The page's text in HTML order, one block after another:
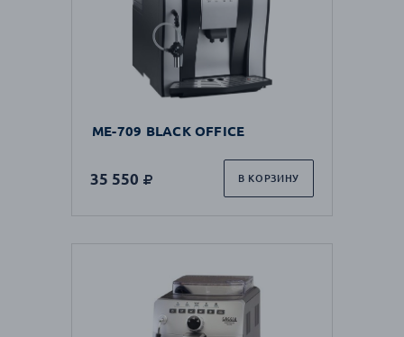
ME-709 BLACK OFFICE
35 550 В КОРЗИНУ